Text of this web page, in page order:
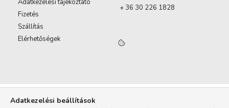
Adatkezelési tájékoztató
Fizetés
Szállítás
Elérhetőségek
+ 36 30 226 1828
Adatkezelési beállítások